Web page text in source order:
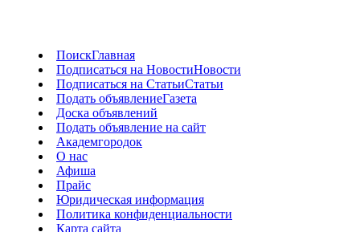
ПоискГлавная
Подписаться на НовостиНовости
Подписаться на СтатьиСтатьи
Подать объявлениеГазета
Доска объявлений
Подать объявление на сайт
Академгородок
О нас
Афиша
Прайс
Юридическая информация
Политика конфиденциальности
Карта сайта